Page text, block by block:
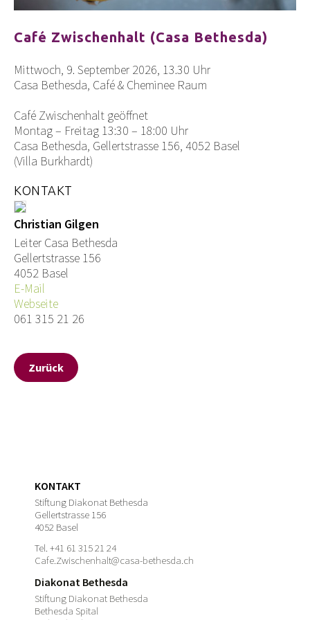
Café Zwischenhalt (Casa Bethesda)
Mittwoch, 9. September 2026, 13.30 Uhr
Casa Bethesda, Café & Cheminee Raum
Café Zwischenhalt geöffnet
Montag – Freitag 13:30 – 18:00 Uhr
Casa Bethesda, Gellertstrasse 156, 4052 Basel
(Villa Burkhardt)
KONTAKT
Christian Gilgen
Leiter Casa Bethesda
Gellertstrasse 156
4052 Basel
E-Mail
Webseite
061 315 21 26
Zurück
KONTAKT
Stiftung Diakonat Bethesda
Gellertstrasse 156
4052 Basel
Tel. +41 61 315 21 24
Cafe.Zwischenhalt@casa-bethesda.ch
Diakonat Bethesda
Stiftung Diakonat Bethesda
Bethesda Spital